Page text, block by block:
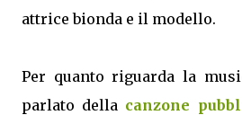
attrice bionda e il modello.
Per quanto riguarda la
parlato della canzone